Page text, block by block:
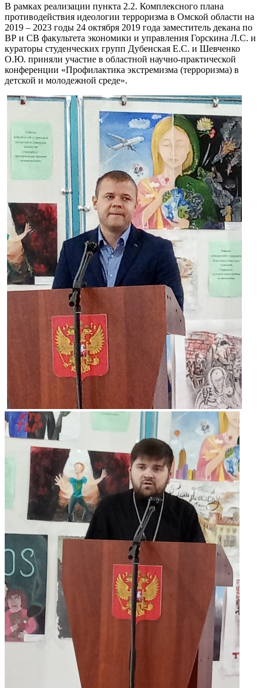
В рамках реализации пункта 2.2. Комплексного плана
противодействия идеологии терроризма в Омской области на
2019 – 2023 годы 24 октября 2019 года заместитель декана по
ВР и СВ факультета экономики и управления Горскина Л.С. и
кураторы студенческих групп Дубенская Е.С. и Шевченко
О.Ю. приняли участие в областной научно-практической
конференции «Профилактика экстремизма (терроризма) в
детской и молодежной среде».